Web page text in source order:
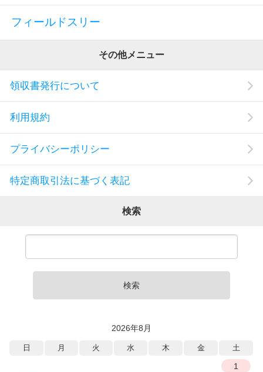
フィールドスリー
その他メニュー
領収書発行について
利用規約
プライバシーポリシー
特定商取引法に基づく表記
検索
検索
2026年8月
日 月 火 水 木 金 土
1